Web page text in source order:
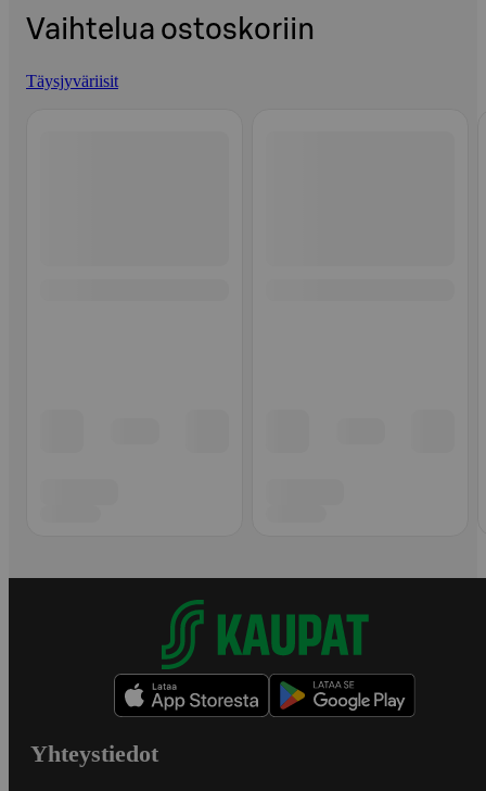
Vaihtelua ostoskoriin
Täysjyväriisit
Yhteystiedot